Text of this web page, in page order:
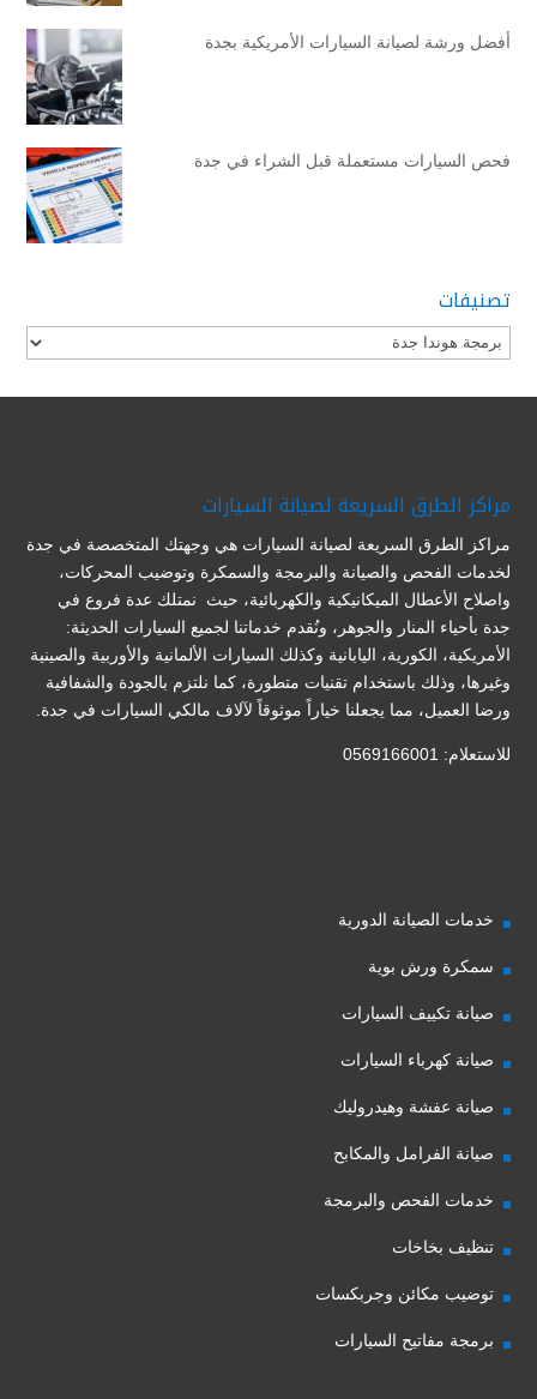
أفضل ورشة لصيانة السيارات الأمريكية بجدة
فحص السيارات مستعملة قبل الشراء في جدة
تصنيفات
تصنيفات
مراكز الطرق السريعة لصيانة السيارات
مراكز الطرق السريعة لصيانة السيارات هي وجهتك المتخصصة في جدة
لخدمات الفحص والصيانة والبرمجة والسمكرة وتوضيب المحركات،
واصلاح الأعطال الميكانيكية والكهربائية، حيث نمتلك عدة فروع في
جدة بأحياء المنار والجوهر، ونُقدم خدماتنا لجميع السيارات الحديثة:
الأمريكية، الكورية، اليابانية وكذلك السيارات الألمانية والأوربية والصينية
وغيرها، وذلك باستخدام تقنيات متطورة، كما نلتزم بالجودة والشفافية
ورضا العميل، مما يجعلنا خياراً موثوقاً لآلاف مالكي السيارات في جدة.
للاستعلام: 0569166001
خدمات الصيانة الدورية
سمكرة ورش بوية
صيانة تكييف السيارات
صيانة كهرباء السيارات
صيانة عفشة وهيدروليك
صيانة الفرامل والمكابح
خدمات الفحص والبرمجة
تنظيف بخاخات
توضيب مكائن وجربكسات
برمجة مفاتيح السيارات